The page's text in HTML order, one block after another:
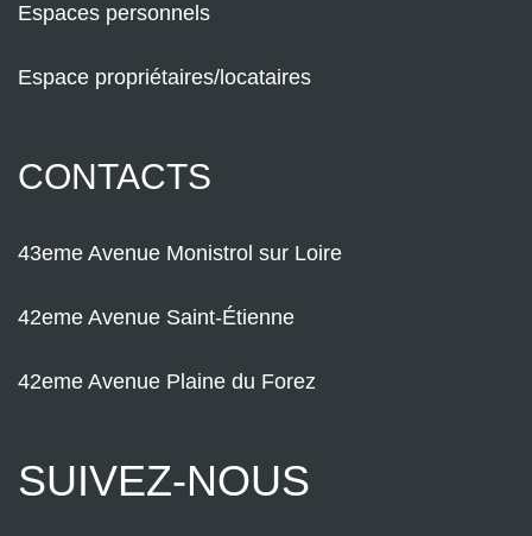
Espaces personnels
Espace propriétaires/locataires
CONTACTS
43eme Avenue Monistrol sur Loire
42eme Avenue Saint-Étienne
42eme Avenue Plaine du Forez
SUIVEZ-NOUS